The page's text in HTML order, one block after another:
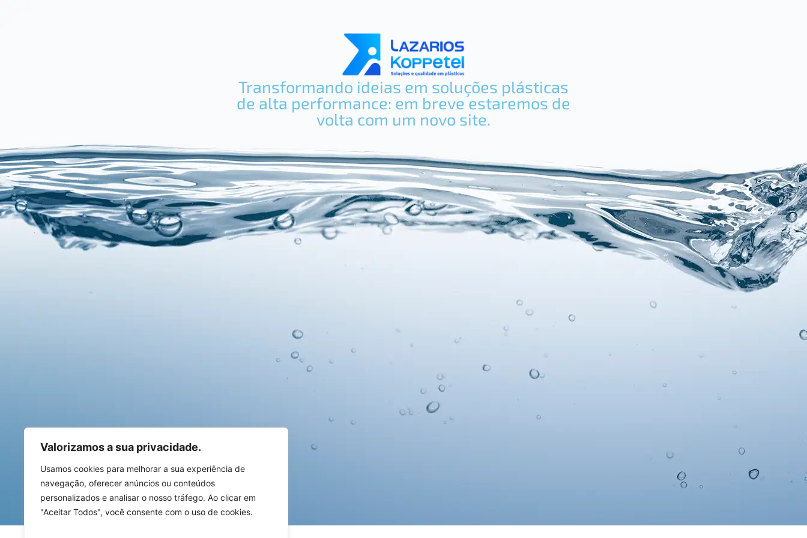
Valorizamos a sua privacidade.
Usamos cookies para melhorar a sua experiência de
navegação, oferecer anúncios ou conteúdos
personalizados e analisar o nosso tráfego. Ao clicar em
"Aceitar Todos", você consente com o uso de cookies.
Transformando ideias em soluções plásticas
de alta performance: em breve estaremos de
volta com um novo site.